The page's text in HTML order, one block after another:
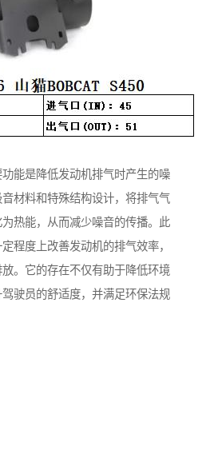
能是降低发动机排气时产生的噪
材料和特殊结构设计，将排气气
热能，从而减少噪音的传播。此
程度上改善发动机的排气效率，
。它的存在不仅有助于降低环境
驶员的舒适度，并满足环保法规